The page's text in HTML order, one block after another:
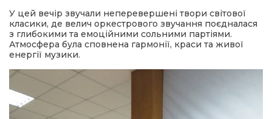
політика
місія
У цей вечір звучали неперевершені твори світової
класики, де велич оркестрового звучання поєдналася
з глибокими та емоційними сольними партіями.
Атмосфера була сповнена гармонії, краси та живої
енергії музики.